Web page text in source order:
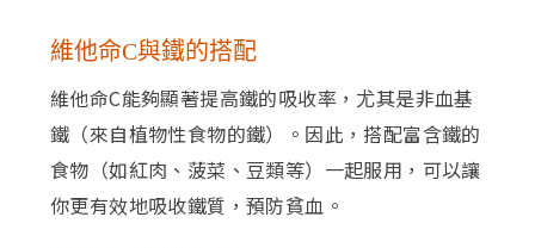
維他命C與鐵的搭配
維他命C能夠顯著提高鐵的吸收率，尤其是非血基
鐵（來自植物性食物的鐵）。因此，搭配富含鐵的
食物（如紅肉、菠菜、豆類等）一起服用，可以讓
你更有效地吸收鐵質，預防貧血。